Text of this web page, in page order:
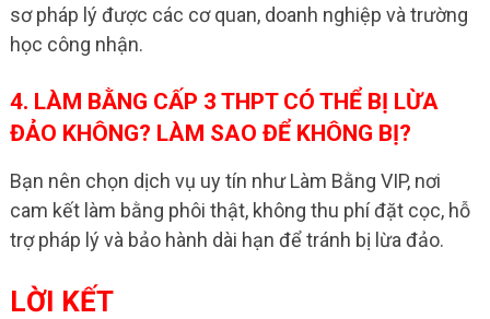
sơ pháp lý được các cơ quan, doanh nghiệp và trường
học công nhận.
4. LÀM BẰNG CẤP 3 THPT CÓ THỂ BỊ LỪA
ĐẢO KHÔNG? LÀM SAO ĐỂ KHÔNG BỊ?
Bạn nên chọn dịch vụ uy tín như Làm Bằng VIP, nơi
cam kết làm bằng phôi thật, không thu phí đặt cọc, hỗ
trợ pháp lý và bảo hành dài hạn để tránh bị lừa đảo.
LỜI KẾT